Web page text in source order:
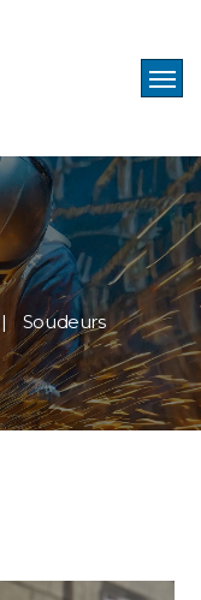
Soudeurs